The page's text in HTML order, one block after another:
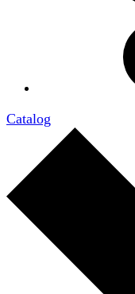
Catalog